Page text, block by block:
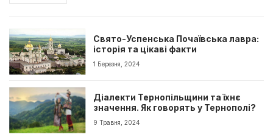
Свято-Успенська Почаївська лавра:
історія та цікаві факти
1 Березня, 2024
Діалекти Тернопільщини та їхнє
значення. Як говорять у Тернополі?
9 Травня, 2024